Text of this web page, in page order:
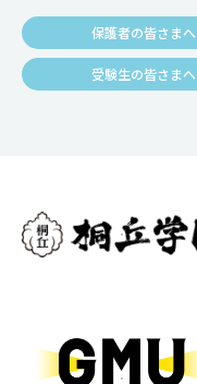
保護者の皆さまへ
受験生の皆さまへ